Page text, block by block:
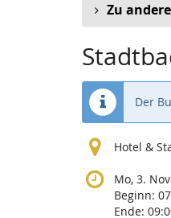
Zu
Der
Hotel &
Mo, 3.
Beginn:
Ende: